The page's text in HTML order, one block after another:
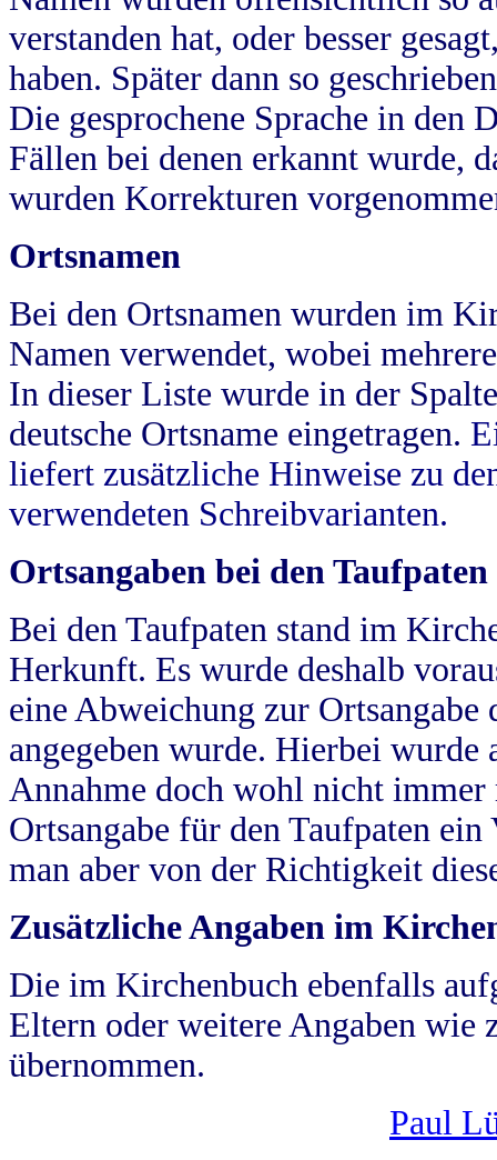
verstanden hat, oder besser
haben. Später dann so
Die gesprochene Sprache in
Fällen bei denen erkannt wurde,
wurden Korrekturen
Ortsnamen
Bei den Ortsnamen wurden im
Namen verwendet, wobei
In dieser Liste wurde in der
deutsche Ortsname eingetragen.
liefert zusätzliche Hinweise zu
verwendeten Schreibvarianten.
Ortsangaben bei den Taufpaten
Bei den Taufpaten stand im
Herkunft. Es wurde deshalb
eine Abweichung zur
angegeben wurde. Hierbei wurde
Annahme doch wohl nicht
Ortsangabe für den Taufpaten
man aber von der Richtigkeit
Zusätzliche Angaben im
Die im Kirchenbuch ebenfalls
Eltern oder weitere Angaben wie
übernommen.
Paul